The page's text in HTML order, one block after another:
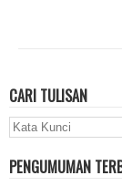
CARI TULISAN
PENGUMUMAN